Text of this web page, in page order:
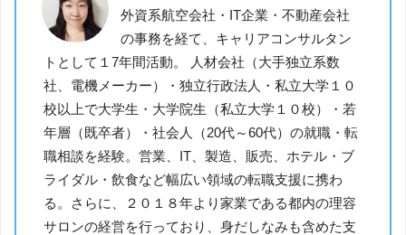
外資系航空会社・IT企業・不動産会社
の事務を経て、キャリアコンサルタン
トとして１7年間活動。 人材会社（大手独立系数
社、電機メーカー）・独立行政法人・私立大学１０
校以上で大学生・大学院生（私立大学１０校）・若
年層（既卒者）・社会人（20代～60代）の就職・転
職相談を経験。営業、IT、製造、販売、ホテル・ブ
ライダル・飲食など幅広い領域の転職支援に携わ
る。さらに、２０１８年より家業である都内の理容
サロンの経営を行っており、身だしなみも含めた支